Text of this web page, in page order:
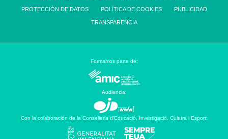
PROTECCIÓN DE DATOS POLÍTICA DE COOKIES PUBLICIDAD
TRANSPARENCIA
Formamos parte de:
Audiencia:
Con la colaboración de la Conselleria d’Educació, Investigació, Cultura i Esport: